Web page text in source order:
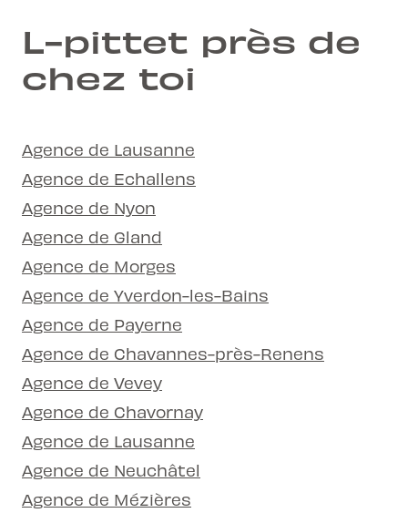
L-pittet près de
chez toi
Agence de Lausanne
Agence de Echallens
Agence de Nyon
Agence de Gland
Agence de Morges
Agence de Yverdon-les-Bains
Agence de Payerne
Agence de Chavannes-près-Renens
Agence de Vevey
Agence de Chavornay
Agence de Lausanne
Agence de Neuchâtel
Agence de Mézières